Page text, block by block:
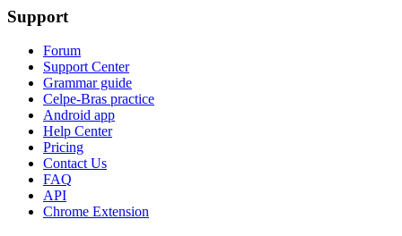
Support
Forum
Support Center
Grammar guide
Celpe-Bras practice
Android app
Help Center
Pricing
Contact Us
FAQ
API
Chrome Extension